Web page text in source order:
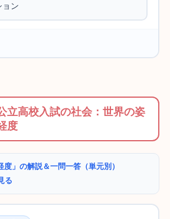
ョン
立高校入試の社会：世界の姿
度
度」の解説＆一問一答（単元別）
る